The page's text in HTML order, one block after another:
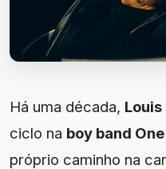
Há uma década,
ciclo na boy band
próprio caminho na